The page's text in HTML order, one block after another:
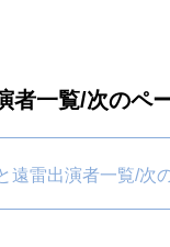
者一覧/次のペ
遠雷出演者一覧/次